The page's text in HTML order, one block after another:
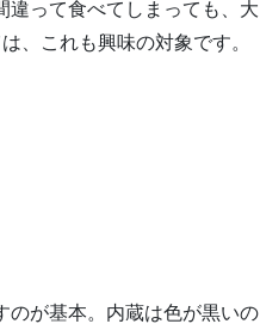
違って食べてしまっても、大
、これも興味の対象です。
のが基本。内蔵は色が黒いの